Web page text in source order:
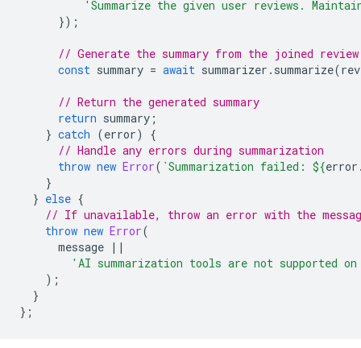
'Summarize the given user reviews.
});
// Generate the summary from the joined
const summary = await summarizer . summarize(
// Return the generated summary
return summary ;
} catch (error)
{
// Handle any errors during summarization
throw new Error( `Summarization failed: ${error
}
} else {
// If unavailable, throw an error with the
throw new Error(
message ||
'AI summarization tools are not supported
);
}
};